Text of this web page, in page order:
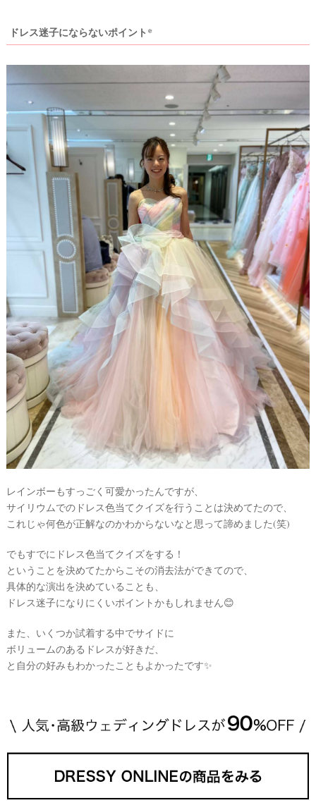
ドレス迷子にならないポイント*
レインボーもすっごく可愛かったんですが、
サイリウムでのドレス色当てクイズを行うことは決めてたので、
これじゃ何色が正解なのかわからないなと思って諦めました(笑)
でもすでにドレス色当てクイズをする！
ということを決めてたからこその消去法ができてので、
具体的な演出を決めていることも、
ドレス迷子になりにくいポイントかもしれません😊
また、いくつか試着する中でサイドに
ボリュームのあるドレスが好きだ、
と自分の好みもわかったこともよかったです✨